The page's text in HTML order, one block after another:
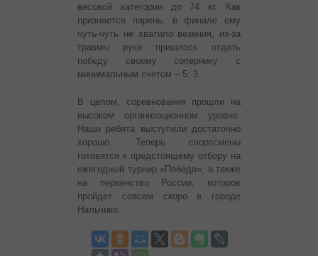
весовой категории до 74 кг. Как
признается парень, в финале ему
чуть-чуть не хватило везения, из-за
травмы руки пришлось отдать
победу своему сопернику с
минимальным счетом – 5: 3.
В целом, соревнования прошли на
высоком организационном уровне.
Наши ребята выступили достаточно
хорошо. Теперь спортсмены
готовятся к предстоящему отбору на
ежегодный турнир «Победа», а также
на первенство России, которое
пройдет совсем скоро в городе
Нальчике.